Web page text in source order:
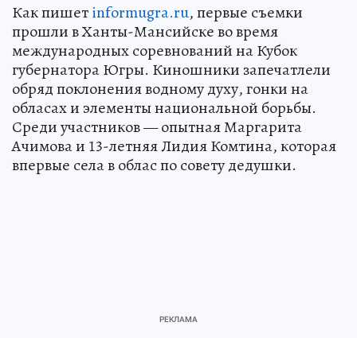
Как пишетinformugra.ru, первые съемки
прошли в Ханты-Мансийске во время
международных соревнований на Кубок
губернатора Югры. Киношники запечатлели
обряд поклонения водному духу, гонки на
обласах и элементы национальной борьбы.
Среди участников — опытная Маргарита
Ачимова и 13-летняя Лидия Комтина, которая
впервые села в облас по совету дедушки.